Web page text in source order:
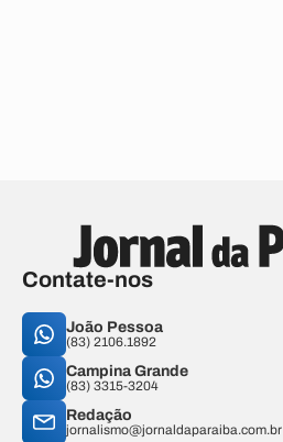
Contate-nos
João Pessoa
(83) 2106.1892
Campina Grande
(83) 3315-3204
Redação
jornalismo@jornaldaparaiba.com.br